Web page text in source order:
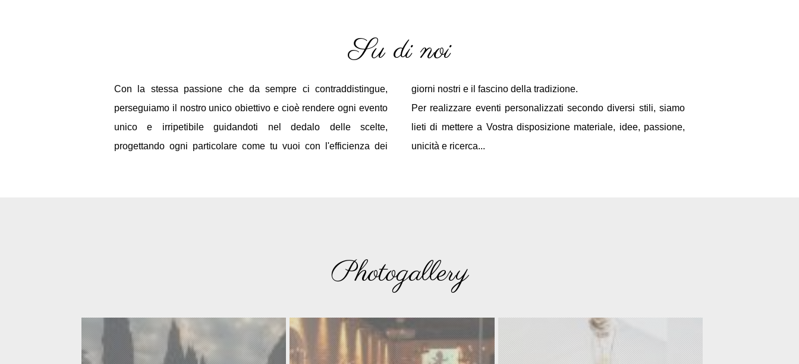
Su di noi
Con la stessa passione che da sempre ci contraddistingue,
perseguiamo il nostro unico obiettivo e cioè rendere ogni evento
unico e irripetibile guidandoti nel dedalo delle scelte,
progettando ogni particolare come tu vuoi con l'efficienza dei
giorni nostri e il fascino della tradizione.
Per realizzare eventi personalizzati secondo diversi stili, siamo
lieti di mettere a Vostra disposizione materiale, idee, passione,
unicità e ricerca...
Photogallery